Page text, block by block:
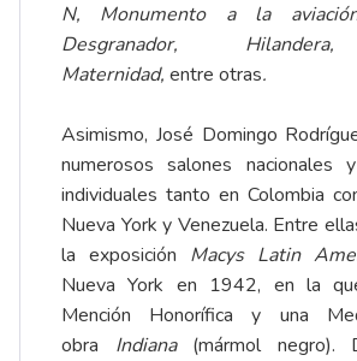
N, Monumento a la
Desgranador,
Maternidad, entre otras.
Asimismo, José Domingo
numerosos salones nacionales
individuales tanto en Colombia
Nueva York y Venezuela. Entre
la exposición Macys Latin
Nueva York en 1942, en la
Mención Honorífica y una
obra Indiana(mármol negro).